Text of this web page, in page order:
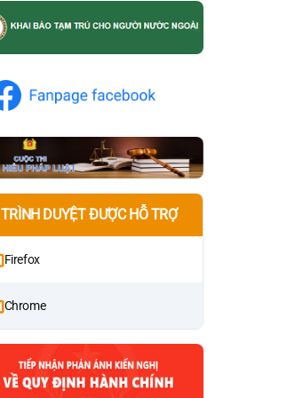
TRÌNH DUYỆT ĐƯỢC HỖ TRỢ
Firefox
Chrome